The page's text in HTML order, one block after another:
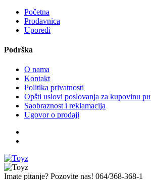
Početna
Prodavnica
Uporedi
Podrška
O nama
Kontakt
Politika privatnosti
Opšti uslovi poslovanja za kupovinu
Saobraznost i reklamacija
Ugovor o prodaji
Imate pitanje? Pozovite nas! 064/368-368-1